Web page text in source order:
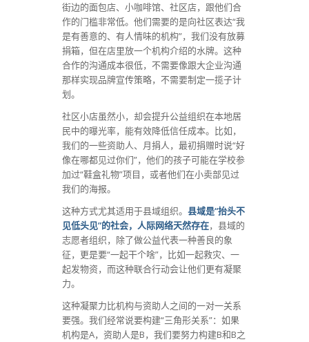
街边的面包店、小咖啡馆、社区店，跟他们合
作的门槛非常低。他们需要的是向社区表达“我
是有善意的、有人情味的机构”，我们没有放募
捐箱，但在店里放一个机构介绍的水牌。这种
合作的沟通成本很低，不需要像跟大企业沟通
那样实现品牌宣传策略，不需要制定一揽子计
划。
社区小店虽然小，却会提升公益组织在本地居
民中的曝光率，能有效降低信任成本。比如，
我们的一些资助人、月捐人，最初捐赠时说“好
像在哪都见过你们”，他们的孩子可能在学校参
加过“鞋盒礼物”项目，或者他们在小卖部见过
我们的海报。
这种方式尤其适用于县域组织。 县域是“抬头不
见低头见”的社会，人际网络天然存在，县域的
志愿者组织，除了做公益代表一种善良的象
征，更是要“一起干个啥”，比如一起救灾、一
起发物资，而这种联合行动会让他们更有凝聚
力。
这种凝聚力比机构与资助人之间的一对一关系
要强。我们经常说要构建“三角形关系”：如果
机构是A，资助人是B，我们要努力构建B和B之